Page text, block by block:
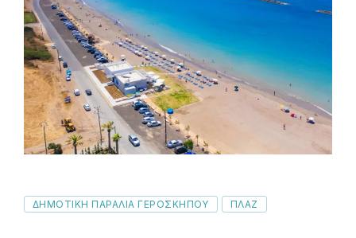
Tags
ΔΗΜΟΤΙΚΗ ΠΑΡΑΛΙΑ ΓΕΡΟΣΚΗΠΟΥ ΠΛΑΖ